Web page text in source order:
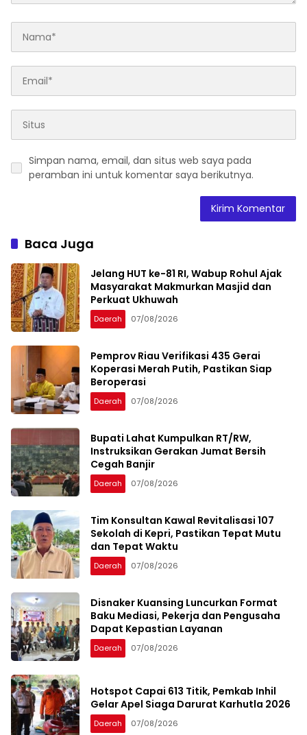
Simpan nama, email, dan situs web saya pada
peramban ini untuk komentar saya berikutnya.
Baca Juga
Jelang HUT ke-81 RI, Wabup Rohul Ajak
Masyarakat Makmurkan Masjid dan
Perkuat Ukhuwah
Daerah 07/08/2026
Pemprov Riau Verifikasi 435 Gerai
Koperasi Merah Putih, Pastikan Siap
Beroperasi
Daerah 07/08/2026
Bupati Lahat Kumpulkan RT/RW,
Instruksikan Gerakan Jumat Bersih
Cegah Banjir
Daerah 07/08/2026
Tim Konsultan Kawal Revitalisasi 107
Sekolah di Kepri, Pastikan Tepat Mutu
dan Tepat Waktu
Daerah 07/08/2026
Disnaker Kuansing Luncurkan Format
Baku Mediasi, Pekerja dan Pengusaha
Dapat Kepastian Layanan
Daerah 07/08/2026
Hotspot Capai 613 Titik, Pemkab Inhil
Gelar Apel Siaga Darurat Karhutla 2026
Daerah 07/08/2026